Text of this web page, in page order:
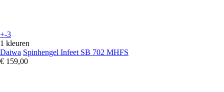
+-3
1 kleuren
Daiwa Spinhengel Infeet SB 702 MHFS
€ 159,00